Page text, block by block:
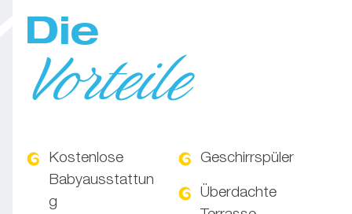
Die
Vorteile
Kostenlose
Babyausstattun
g
Geschirrspüler
Überdachte